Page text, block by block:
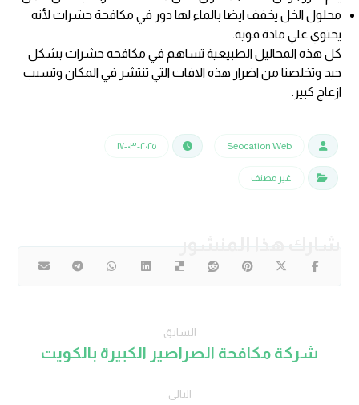
محلول الخل يخفف ايضا بالماء لها دور في مكافحة حشرات لأنه
يحتوي علي مادة قوية.
كل هذه المحاليل الطبيعية تساهم في مكافحه حشرات بشكل
جيد وتخلصنا من اضرار هذه الافات التي تنتشر في المكان وتسبب
ازعاج كبير.
Seocation Web ٢٠٢٥-٠٣-١٧
غير مصنف
السابق
شركة مكافحة الصراصير الكبيرة بالكويت
التالى